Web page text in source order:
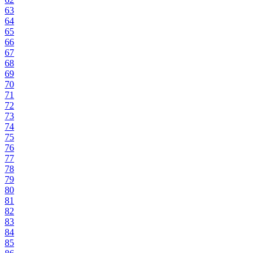
63
64
65
66
67
68
69
70
71
72
73
74
75
76
77
78
79
80
81
82
83
84
85